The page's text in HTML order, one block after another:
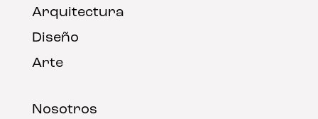
Arquitectura
Diseño
Arte
Nosotros